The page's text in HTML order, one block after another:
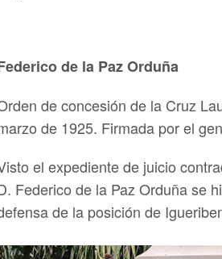
de la Paz Orduña
de concesión de la Cruz
de 1925. Firmada por el
el expediente de juicio
Federico de la Paz Orduña se
de la posición de